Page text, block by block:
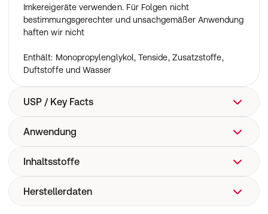
Imkereigeräte verwenden. Für Folgen nicht
bestimmungsgerechter und unsachgemäßer Anwendung
haften wir nicht
Enthält: Monopropylenglykol, Tenside, Zusatzstoffe,
Duftstoffe und Wasser
USP / Key Facts
Biozidfreie Formulierung
Fleckenfreies Sprühen, unmittelbares Ergebnis
geruchsarmes Mittel mit Schnell- und Direktwirkung
Einzigartige Formulierung verhindert die Ei- und
Anwendung
Stellen Sie einfach den Sprühkopf auf „Nebelspray“.
Es gibt keine Restwirkung.
Inhaltsstoffe
Monopropylenglykol, Tenside, Zusatzstoffe, Duftstoffe
Herstellerdaten